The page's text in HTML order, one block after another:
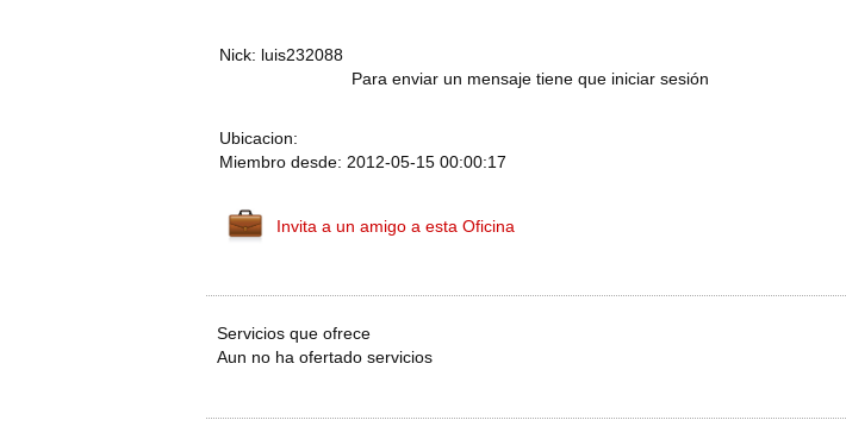
Nick: luis232088
Para enviar un mensaje tiene que iniciar sesión
Ubicacion:
Miembro desde: 2012-05-15 00:00:17
Invita a un amigo a esta Oficina
Servicios que ofrece
Aun no ha ofertado servicios